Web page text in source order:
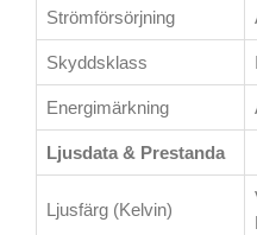
Strömförsörjning
Skyddsklass
Energimärkning
Ljusdata & Prestanda
Ljusfärg (Kelvin)